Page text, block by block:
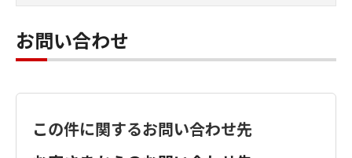
お問い合わせ
この件に関するお問い合わせ先